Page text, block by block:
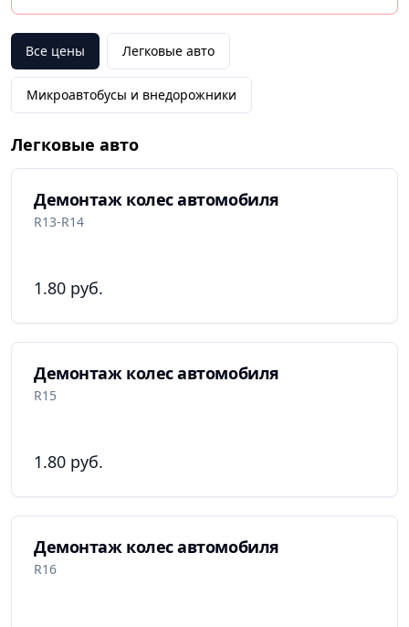
Все цены Легковые авто
Микроавтобусы и внедорожники
Легковые авто
Демонтаж колес автомобиля
R13-R14
1.80 руб.
Демонтаж колес автомобиля
R15
1.80 руб.
Демонтаж колес автомобиля
R16